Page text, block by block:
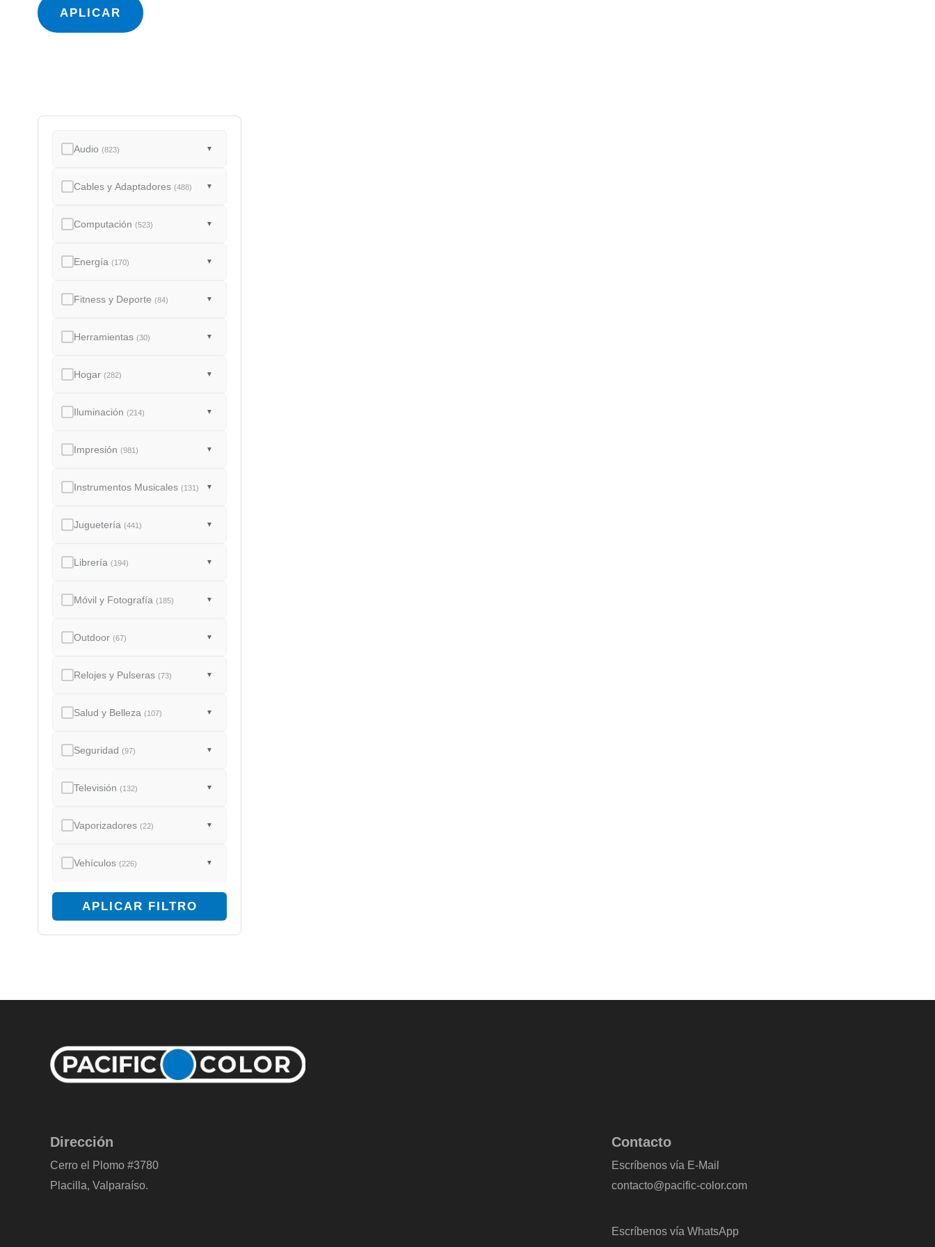
APLICAR
Audio (823) ▼
Cables y Adaptadores (488) ▼
Computación (523) ▼
Energía (170) ▼
Fitness y Deporte (84) ▼
Herramientas (30) ▼
Hogar (282) ▼
Iluminación (214) ▼
Impresión (981) ▼
Instrumentos Musicales (131) ▼
Juguetería (441) ▼
Librería (194) ▼
Móvil y Fotografía (185) ▼
Outdoor (67) ▼
Relojes y Pulseras (73) ▼
Salud y Belleza (107) ▼
Seguridad (97) ▼
Televisión (132) ▼
Vaporizadores (22) ▼
Vehículos (226) ▼
APLICAR FILTRO
Dirección
Cerro el Plomo #3780
Placilla, Valparaíso.
Contacto
Escríbenos vía E-Mail
contacto@pacific-color.com
Escríbenos vía WhatsApp